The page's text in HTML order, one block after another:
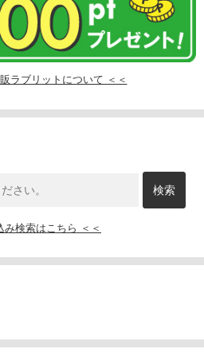
ラブリットについて ＜＜
み検索はこちら ＜＜